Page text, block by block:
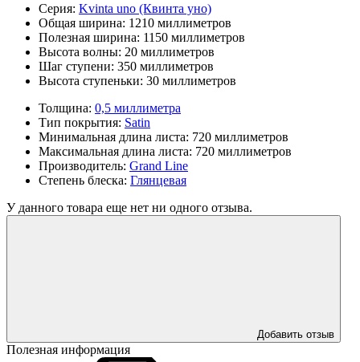
Серия: Kvinta uno (Квинта уно)
Общая ширина: 1210 миллиметров
Полезная ширина: 1150 миллиметров
Высота волны: 20 миллиметров
Шаг ступени: 350 миллиметров
Высота ступеньки: 30 миллиметров
Толщина: 0,5 миллиметра
Тип покрытия: Satin
Минимальная длина листа: 720 миллиметров
Максимальная длина листа: 720 миллиметров
Производитель: Grand Line
Степень блеска: Глянцевая
У данного товара еще нет ни одного отзыва.
Добавить отзыв
Полезная информация